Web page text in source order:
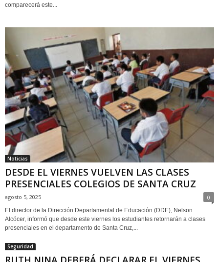
comparecerá este...
Noticias
DESDE EL VIERNES VUELVEN LAS CLASES
PRESENCIALES COLEGIOS DE SANTA CRUZ
agosto 5, 2025 0
El director de la Dirección Departamental de Educación (DDE), Nelson
Alcócer, informó que desde este viernes los estudiantes retornarán a clases
presenciales en el departamento de Santa Cruz,...
Seguridad